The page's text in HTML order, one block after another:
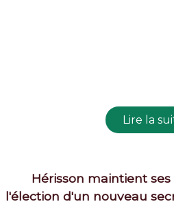
Hérisson maintient
l'élection d'un nouveau